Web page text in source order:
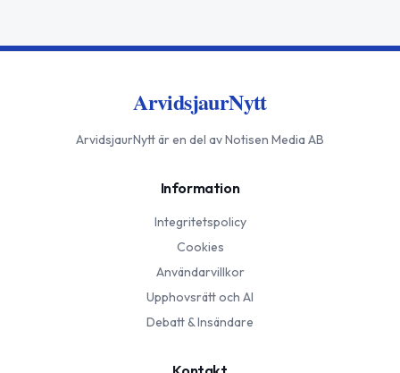
ArvidsjaurNytt
ArvidsjaurNyttär en del av Notisen Media AB
Information
Integritetspolicy
Cookies
Användarvillkor
Upphovsrätt och AI
Debatt & Insändare